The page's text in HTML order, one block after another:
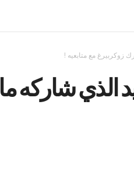
زوكربيرغ مع متابعيه !
الذي شاركه